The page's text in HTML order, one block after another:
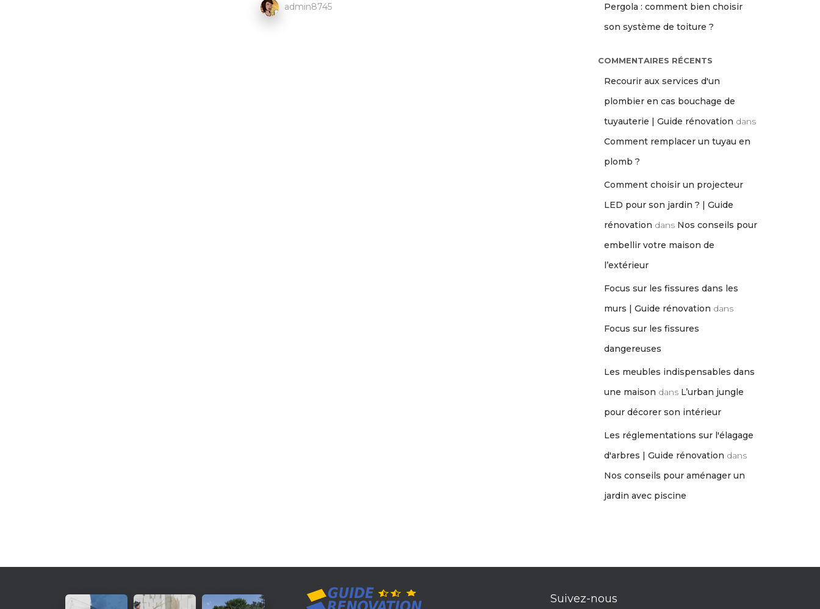
admin8745
Pergola : comment bien choisir
son système de toiture ?
COMMENTAIRES RÉCENTS
Recourir aux services d'un
plombier en cas bouchage de
tuyauterie | Guide rénovation dans
Comment remplacer un tuyau en
plomb ?
Comment choisir un projecteur
LED pour son jardin ? | Guide
rénovation dans Nos conseils pour
embellir votre maison de
l’extérieur
Focus sur les fissures dans les
murs | Guide rénovation dans
Focus sur les fissures
dangereuses
Les meubles indispensables dans
une maison dans L’urban jungle
pour décorer son intérieur
Les réglementations sur l'élagage
d'arbres | Guide rénovation dans
Nos conseils pour aménager un
jardin avec piscine
Suivez-nous